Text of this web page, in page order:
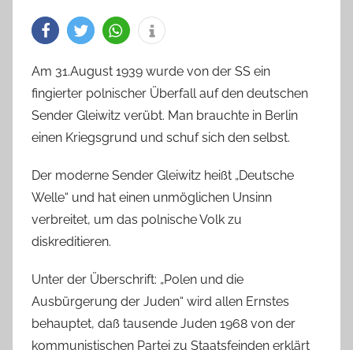
Am 31.August 1939 wurde von der SS ein
fingierter polnischer Überfall auf den deutschen
Sender Gleiwitz verübt. Man brauchte in Berlin
einen Kriegsgrund und schuf sich den selbst.
Der moderne Sender Gleiwitz heißt „Deutsche
Welle“ und hat einen unmöglichen Unsinn
verbreitet, um das polnische Volk zu
diskreditieren.
Unter der Überschrift: „Polen und die
Ausbürgerung der Juden“ wird allen Ernstes
behauptet, daß tausende Juden 1968 von der
kommunistischen Partei zu Staatsfeinden erklärt